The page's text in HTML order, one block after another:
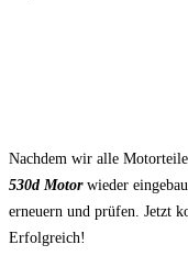
Nachdem wir alle Motorteile
530d Motorwieder
erneuern und prüfen. Jetzt
Erfolgreich!